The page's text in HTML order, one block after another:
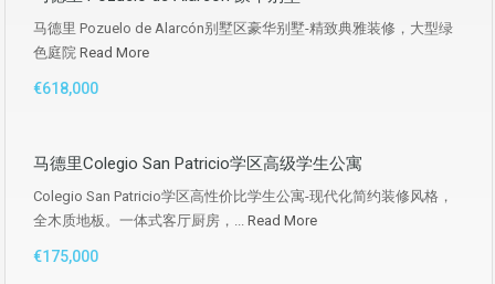
马德里 Pozuelo de Alarcón别墅区豪华别墅-精致典雅装修，大型绿
色庭院 Read More
€618,000
马德里Colegio San Patricio学区高级学生公寓
Colegio San Patricio学区高性价比学生公寓-现代化简约装修风格，
全木质地板。一体式客厅厨房，... Read More
€175,000